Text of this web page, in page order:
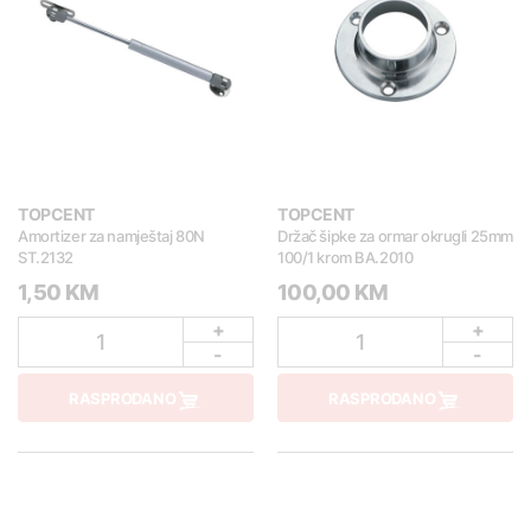
TOPCENT
Amortizer za namještaj 80N
ST.2132
1,50 KM
1
+
-
RASPRODANO
TOPCENT
Držač šipke za ormar okrugli 25mm
100/1 krom BA.2010
100,00 KM
1
+
-
RASPRODANO